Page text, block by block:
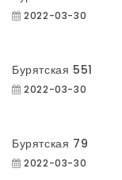
2022-03-30
Бурятская 551
2022-03-30
Бурятская 79
2022-03-30